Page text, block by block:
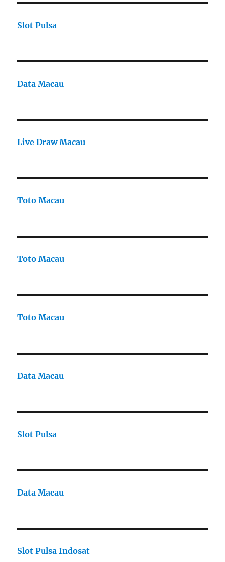
Slot Pulsa
Data Macau
Live Draw Macau
Toto Macau
Toto Macau
Toto Macau
Data Macau
Slot Pulsa
Data Macau
Slot Pulsa Indosat